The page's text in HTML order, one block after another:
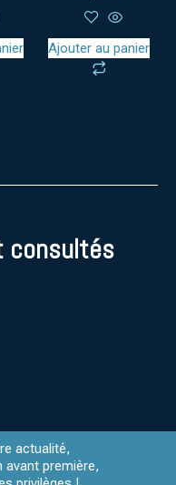
Ajouter au panier
consultés
actualité,
avant première,